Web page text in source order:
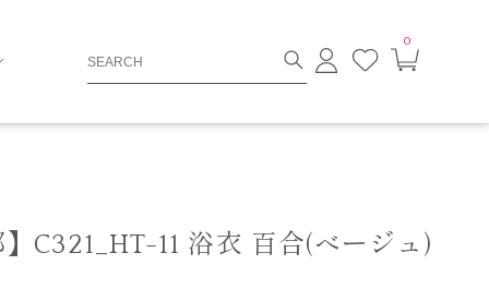
ロ
グ
お
0
】C321_HT-11 浴衣 百合(べージュ)